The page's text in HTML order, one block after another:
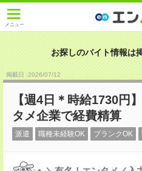
メニュー
お探しのバイト情報は
掲載日 :2026/07/12
【週4日＊時給1730円
タメ企業で経費精算
派遣 職種未経験OK ブランクOK